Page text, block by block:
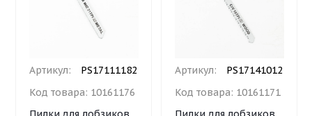
Артикул:
PS17111182
Код товара: 10161176
Артикул:
PS17141012
Код товара: 10161171